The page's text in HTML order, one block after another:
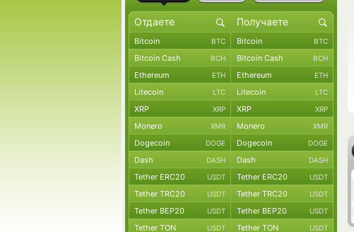
Bitcoin BTC Bitcoin BTC
Bitcoin Cash BCH Bitcoin Cash BCH
Ethereum ETH Ethereum ETH
Litecoin LTC Litecoin LTC
XRP XRP XRP XRP
Monero XMR Monero XMR
Dogecoin DOGE Dogecoin DOGE
Dash DASH Dash DASH
Tether ERC20 USDT Tether ERC20 USDT
Tether TRC20 USDT Tether TRC20 USDT
Tether BEP20 USDT Tether BEP20 USDT
Tether TON USDT Tether TON USDT